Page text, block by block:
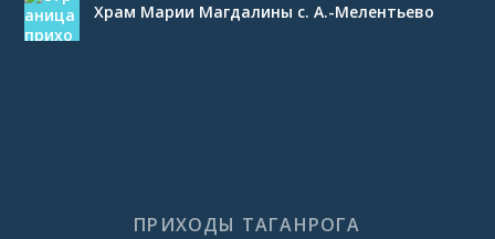
Храм Марии Магдалины с. А.-Мелентьево
ПРИХОДЫ ТАГАНРОГА